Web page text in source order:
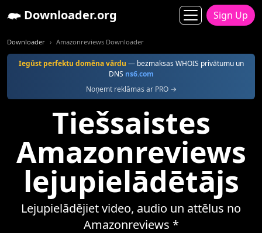
Downloader.org Sign Up
Downloader Amazonreviews Downloader
Iegūst perfektu domēna vārdu — bezmaksas WHOIS privātumu un
DNS ns6.com
Noņemt reklāmas ar PRO →
Tiešsaistes
Amazonreviews
lejupielādētājs
Lejupielādējiet video, audio un attēlus no
Amazonreviews *